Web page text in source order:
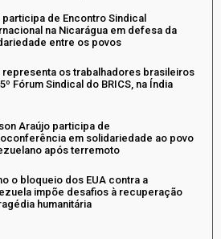
participa de Encontro Sindical
na Nicarágua em defesa da
entre os povos
representa os trabalhadores brasileiros
Fórum Sindical do BRICS, na Índia
Araújo participa de
em solidariedade ao povo
após terremoto
o bloqueio dos EUA contra a
impõe desafios à recuperação
humanitária